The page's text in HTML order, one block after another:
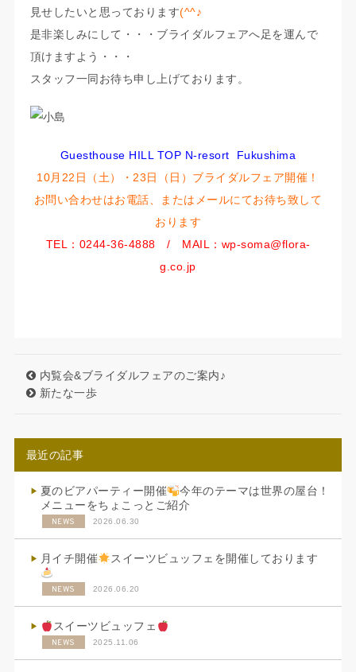
見せしたいと思っております(^^♪
是非楽しみにして・・・ブライダルフェアへ足を運んで
頂けますよう・・・
スタッフ一同お待ち申し上げております。
Guesthouse HILL TOP N-resort Fukushima
10月22日（土）・23日（日）ブライダルフェア開催！
お問い合わせはお電話、またはメールにてお待ち致して
おります
TEL：0244-36-4888 / MAIL：wp-soma@flora-
g.co.jp
内覧会&ブライダルフェアのご案内♪
新たな一歩
最近の記事
夏のビアパーティー開催
今年のテーマは世界の屋台！
メニューをちょこっとご紹介
NEWS 2026.06.30
月イチ開催 スイーツビュッフェを開催しております
NEWS 2026.06.20
スイーツビュッフェ
NEWS 2025.11.06